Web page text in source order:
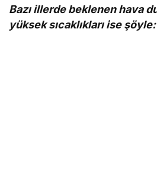
Bazı illerde beklenen hava
yüksek sıcaklıkları ise şöyle: